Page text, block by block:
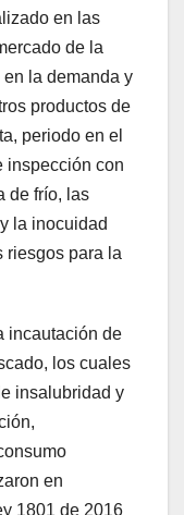
en las
de la
la demanda y
productos de
periodo en el
inspección con
de frío, las
la inocuidad
riesgos para la
incautación de
los cuales
insalubridad y
en
1801 de 2016